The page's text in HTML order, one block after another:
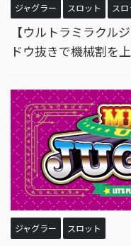
ジャグラー スロット ス
【ウルトラミラクル
ドウ抜きで機械割を
ジャグラー スロット